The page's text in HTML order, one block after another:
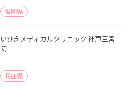
福岡県
いびきメディカルクリニック 神戸三宮
院
兵庫県